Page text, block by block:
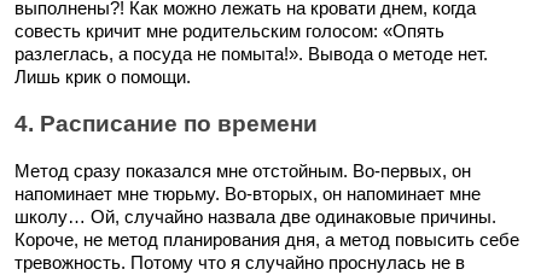
выполнены?! Как можно лежать на кровати днем, когда
совесть кричит мне родительским голосом: «Опять
разлеглась, а посуда не помыта!». Вывода о методе нет.
Лишь крик о помощи.
4. Расписание по времени
Метод сразу показался мне отстойным. Во-первых, он
напоминает мне тюрьму. Во-вторых, он напоминает мне
школу… Ой, случайно назвала две одинаковые причины.
Короче, не метод планирования дня, а метод повысить себе
тревожность. Потому что я случайно проснулась не в